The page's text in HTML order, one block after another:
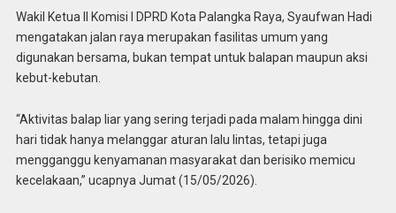
Wakil Ketua II Komisi I DPRD Kota Palangka Raya, Syaufwan Hadi
mengatakan jalan raya merupakan fasilitas umum yang
digunakan bersama, bukan tempat untuk balapan maupun aksi
kebut-kebutan.
“Aktivitas balap liar yang sering terjadi pada malam hingga dini
hari tidak hanya melanggar aturan lalu lintas, tetapi juga
mengganggu kenyamanan masyarakat dan berisiko memicu
kecelakaan,” ucapnya Jumat (15/05/2026).